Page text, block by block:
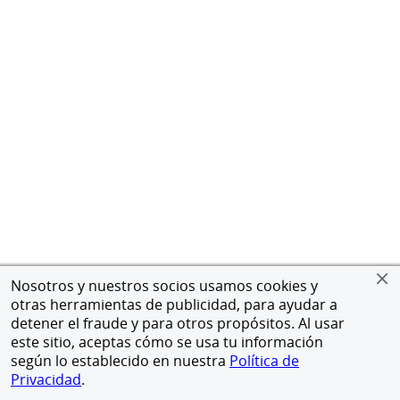
Nosotros y nuestros socios usamos cookies y
otras herramientas de publicidad, para ayudar a
detener el fraude y para otros propósitos. Al usar
este sitio, aceptas cómo se usa tu información
según lo establecido en nuestra Política de
Privacidad.